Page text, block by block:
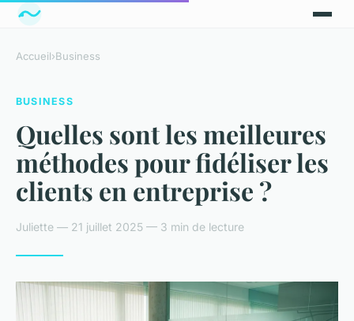
Accueil›Business
BUSINESS
Quelles sont les meilleures
méthodes pour fidéliser les
clients en entreprise ?
Juliette — 21 juillet 2025 — 3 min de lecture